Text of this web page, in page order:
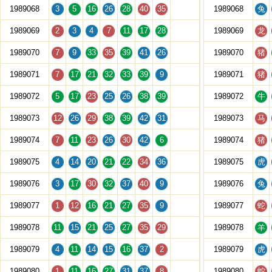
1989068 3 5 16 26 28 40 35
1989069 2 3 4 7 11 17 28
1989070 7 9 33 35 39 41 26
1989071 7 17 21 32 33 39 9
1989072 5 17 23 25 26 38 39
1989073 12 26 29 38 39 42 31
1989074 7 11 23 26 30 42 6
1989075 4 14 20 21 22 34 36
1989076 3 17 30 32 37 40 9
1989077 1 12 16 21 27 35 9
1989078 11 15 21 25 27 35 29
1989079 4 11 14 15 16 37 2
1989068 兔
1989069 龙
1989070 猪
1989071 猪
1989072 牛
1989073 马
1989074 猪
1989075 虎
1989076 兔
1989077 蛇
1989078 羊
1989079 虎